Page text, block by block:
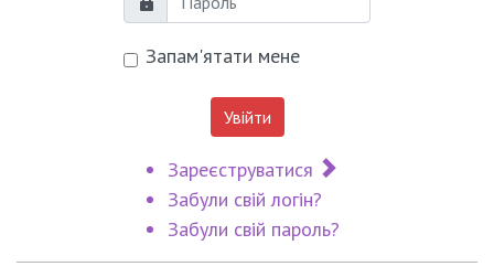
Пароль
Запам'ятати мене
Увійти
Зареєструватися
Забули свій логін?
Забули свій пароль?